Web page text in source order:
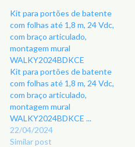
Kit para portões de batente
com folhas até 1,8 m, 24 Vdc,
com braço articulado,
montagem mural
WALKY2024BDKCE
Kit para portões de batente
com folhas até 1,8 m, 24 Vdc,
com braço articulado,
montagem mural
WALKY2024BDKCE ...
22/04/2024
Similar post